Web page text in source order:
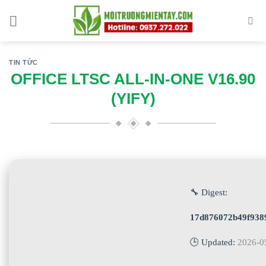
TIN TỨC
OFFICE LTSC ALL-IN-ONE V16.90
(YIFY)
🔧 Digest:
🕒 Updated: 2026-